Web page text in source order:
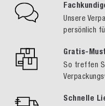
Unsere
persönlich
Gratis-
So treffen
Schnelle